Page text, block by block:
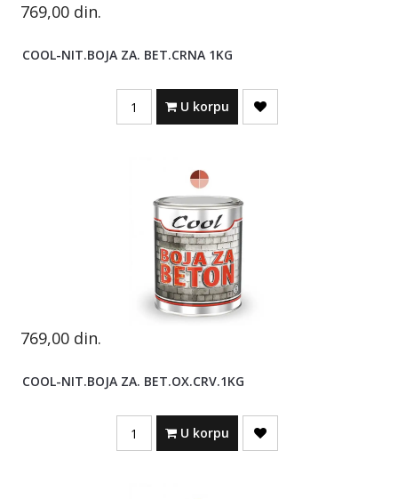
769,00 din.
COOL-NIT.BOJA ZA. BET.CRNA 1KG
U korpu
769,00 din.
COOL-NIT.BOJA ZA. BET.OX.CRV.1KG
U korpu